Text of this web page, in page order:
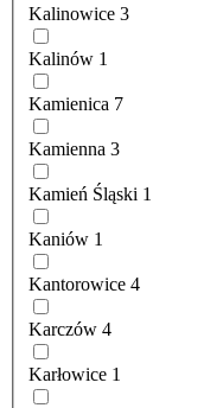
Kalinowice 3
Kalinów 1
Kamienica 7
Kamienna 3
Kamień Śląski 1
Kaniów 1
Kantorowice 4
Karczów 4
Karłowice 1